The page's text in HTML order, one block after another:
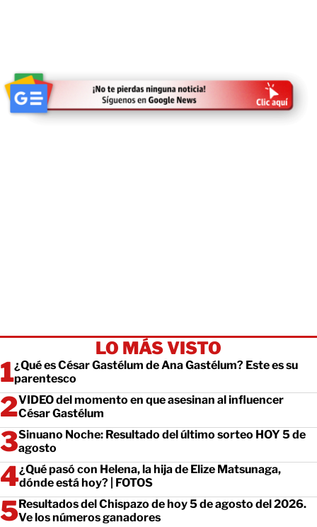
LO MÁS VISTO
¿Qué es César Gastélum de Ana Gastélum? Este es su
parentesco
VIDEO del momento en que asesinan al influencer
César Gastélum
Sinuano Noche: Resultado del último sorteo HOY 5 de
agosto
¿Qué pasó con Helena, la hija de Elize Matsunaga,
dónde está hoy? | FOTOS
Resultados del Chispazo de hoy 5 de agosto del 2026.
Ve los números ganadores